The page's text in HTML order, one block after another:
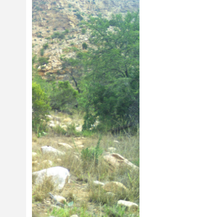
Previous